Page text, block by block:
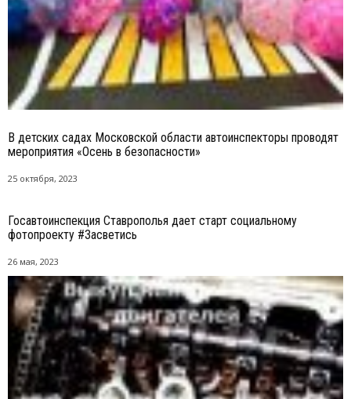
В детских садах Московской области автоинспекторы проводят
мероприятия «Осень в безопасности»
25 октября, 2023
Госавтоинспекция Ставрополья дает старт социальному
фотопроекту #Засветись
26 мая, 2023